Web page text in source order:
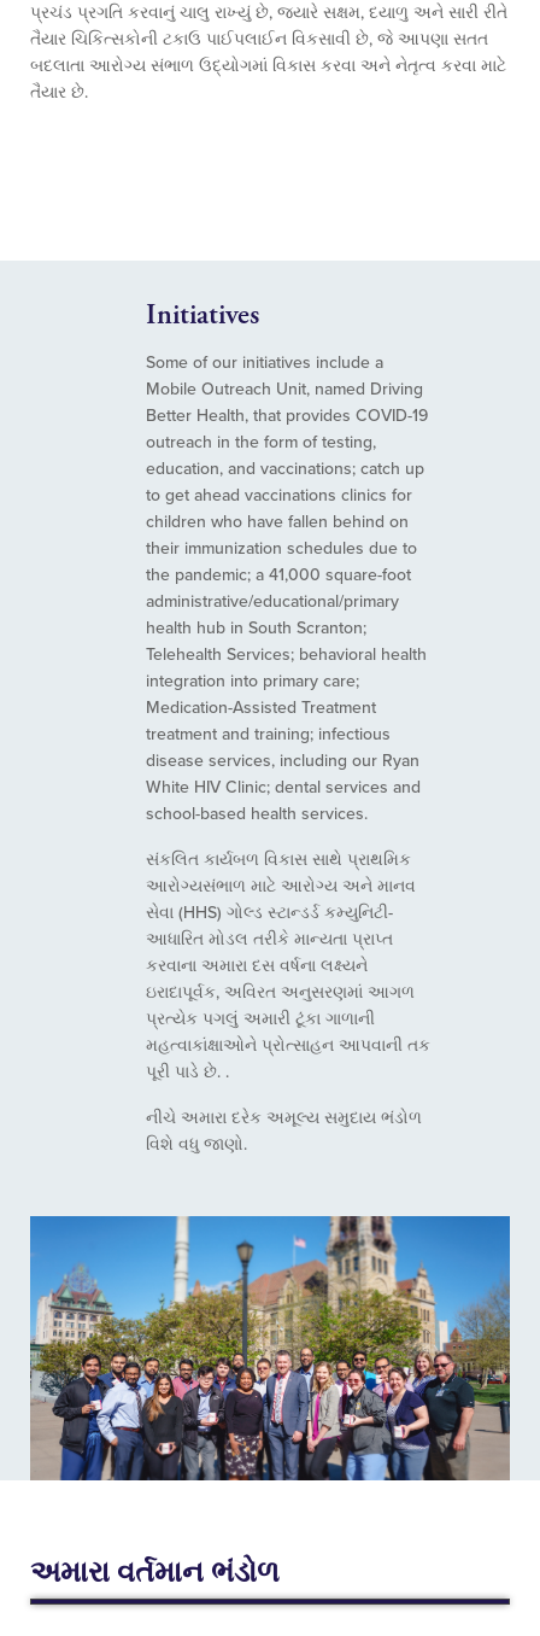
પ્રચંડ પ્રગતિ કરવાનું ચાલુ રાખ્યું છે, જ્યારે સક્ષમ, દયાળુ અને સારી રીતે
તૈયાર ચિકિત્સકોની ટકાઉ પાઈપલાઈન વિકસાવી છે, જે આપણા સતત
બદલાતા આરોગ્ય સંભાળ ઉદ્યોગમાં વિકાસ કરવા અને નેતૃત્વ કરવા માટે
તૈયાર છે.
Initiatives
Some of our initiatives include a
Mobile Outreach Unit, named Driving
Better Health, that provides COVID-19
outreach in the form of testing,
education, and vaccinations; catch up
to get ahead vaccinations clinics for
children who have fallen behind on
their immunization schedules due to
the pandemic; a 41,000 square-foot
administrative/educational/primary
health hub in South Scranton;
Telehealth Services; behavioral health
integration into primary care;
Medication-Assisted Treatment
treatment and training; infectious
disease services, including our Ryan
White HIV Clinic; dental services and
school-based health services.
સંકલિત કાર્યબળ વિકાસ સાથે પ્રાથમિક
આરોગ્યસંભાળ માટે આરોગ્ય અને માનવ
સેવા (HHS) ગોલ્ડ સ્ટાન્ડર્ડ કમ્યુનિટી-
આધારિત મોડલ તરીકે માન્યતા પ્રાપ્ત
કરવાના અમારા દસ વર્ષના લક્ષ્યને
ઇરાદાપૂર્વક, અવિરત અનુસરણમાં આગળ
પ્રત્યેક પગલું અમારી ટૂંકા ગાળાની
મહત્વાકાંક્ષાઓને પ્રોત્સાહન આપવાની તક
પૂરી પાડે છે. .
નીચે અમારા દરેક અમૂલ્ય સમુદાય ભંડોળ
વિશે વધુ જાણો.
અમારા વર્તમાન ભંડોળ